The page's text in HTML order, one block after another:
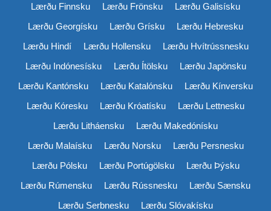
Lærðu Finnsku
Lærðu Frönsku
Lærðu Galisísku
Lærðu Georgísku
Lærðu Grísku
Lærðu Hebresku
Lærðu Hindí
Lærðu Hollensku
Lærðu Hvítrússnesku
Lærðu Indónesísku
Lærðu Ítölsku
Lærðu Japönsku
Lærðu Kantónsku
Lærðu Katalónsku
Lærðu Kínversku
Lærðu Kóresku
Lærðu Króatísku
Lærðu Lettnesku
Lærðu Litháensku
Lærðu Makedónísku
Lærðu Malaísku
Lærðu Norsku
Lærðu Persnesku
Lærðu Pólsku
Lærðu Portúgölsku
Lærðu Þýsku
Lærðu Rúmensku
Lærðu Rússnesku
Lærðu Sænsku
Lærðu Serbnesku
Lærðu Slóvakísku